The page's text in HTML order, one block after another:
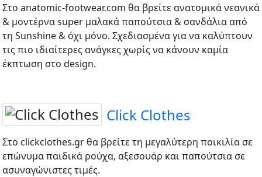
Στo anatomic-footwear.com θα βρείτε ανατομικά νεανικά
& μοντέρνα super μαλακά παπούτσια & σανδάλια από
τη Sunshine & όχι μόνο. Σχεδιασμένα για να καλύπτουν
τις πιο ιδιαίτερες ανάγκες χωρίς να κάνουν καμία
έκπτωση στο design.
Click Clothes
Στο clickclothes.gr θα βρείτε τη μεγαλύτερη ποικιλία σε
επώνυμα παιδικά ρούχα, αξεσουάρ και παπούτσια σε
ασυναγώνιστες τιμές.